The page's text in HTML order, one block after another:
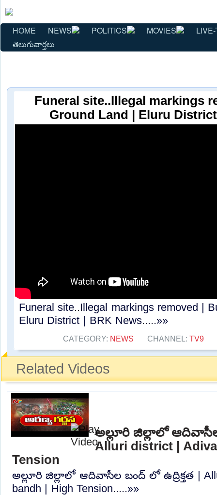
HOME NEWS POLITICS MOVIES
తెలుగువార్తలు
Funeral site..Illegal markings
Ground Land | Eluru
Funeral site..Illegal markings removed |
Eluru District | BRK News.....»»
CATEGORY: NEWS CHANNEL:TV9
Related Videos
అల్లూరి జిల్లాలో
Alluri district |
Tension
అల్లూరి జిల్లాలో ఆదివాసీల బంద్ లో ఉద్రిక్తత |
bandh | High Tension.....»»